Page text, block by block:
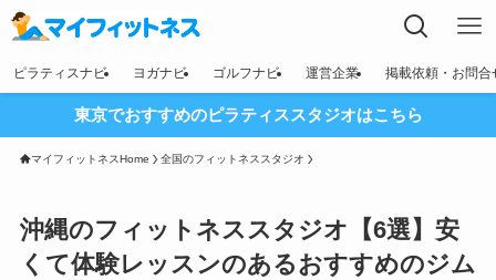
ピラティスナビ ヨガナビ ゴルフナビ 運営企業 掲載依頼・お問合
東京でおすすめのピラティススタジオはこちら
マイフィットネスHome 全国のフィットネススタジオ
沖縄のフィットネススタジオ【6選】安
くて体験レッスンのあるおすすめのジム